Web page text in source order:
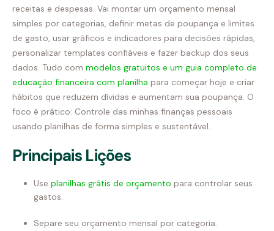
receitas e despesas. Vai montar um orçamento mensal
simples por categorias, definir metas de poupança e limites
de gasto, usar gráficos e indicadores para decisões rápidas,
personalizar templates confiáveis e fazer backup dos seus
dados. Tudo com modelos gratuitos e um guia completo de
educação financeira com planilha para começar hoje e criar
hábitos que reduzem dívidas e aumentam sua poupança. O
foco é prático: Controle das minhas finanças pessoais
usando planilhas de forma simples e sustentável.
Principais Lições
Use planilhas grátis de orçamento para controlar seus
gastos.
Separe seu orçamento mensal por categoria.